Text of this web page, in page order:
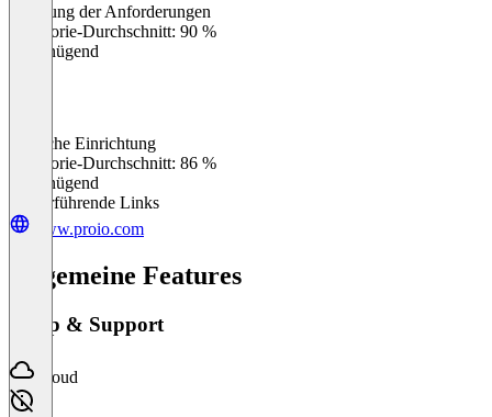
Erfüllung der Anforderungen
Kategorie-Durchschnitt: 90 %
Ungenügend
Einfache Einrichtung
Kategorie-Durchschnitt: 86 %
Ungenügend
Weiterführende Links
www.proio.com
Allgemeine Features
Setup & Support
Cloud